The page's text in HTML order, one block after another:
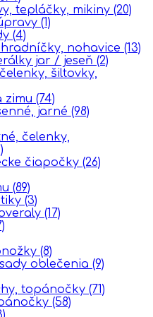
tepláčky, mikiny (20)
(1)
(4)
nohavice (13)
jar / jeseň (2)
šiltovky,
zimu (74)
jarné (98)
čelenky,
čiapočky (26)
(89)
(3)
(17)
(8)
oblečenia (9)
topánočky (71)
(58)